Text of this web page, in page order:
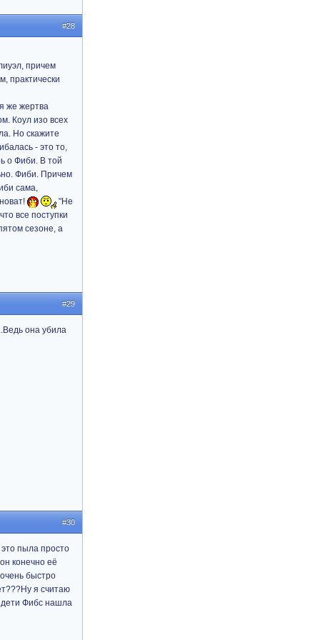
#28
причем
практически
же жертва
Коул изо всех
Но скажите
- это то,
о Фиби. В той
Фиби. Причем
сама,
"Не
все поступки
сезоне, а
#29
она убила
#30
пыла просто
конечно её
быстро
я считаю
дети Фибс нашла